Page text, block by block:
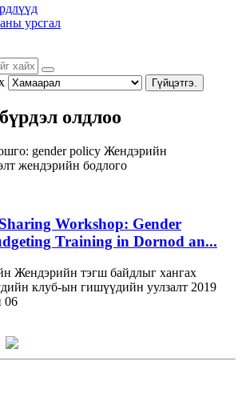
урсгал
Гүйцэтгэ.
олдлоо
gender policy Жендэрийн
жендэрийн бодлого
Workshop: Gender
Training in Dornod an...
Жендэрийн тэгш байдлыг хангах
клуб-ын гишүүдийн уулзалт 2019
06